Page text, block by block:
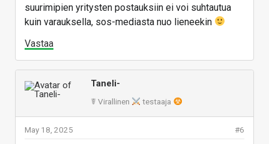
- 31.1.2025 Linux Kerneliin lisättiin kaksi uutta PCI
ID:tä, jotka näkyvät koodilla "BMG". Kaikki muut ovat
- 1.2.2025 Linux Mesaan lisättiin kaksi uutta PCI
ID:tä, jotka näkyvät koodilla "BMG". Kaikki muut
täälläkin ovat listattuna BMG-G21.
- 20.2.2025 Shipping manifestissä liikkuu PCB
testeri 3283 jalkaiselle BGA piirille. (lähde
3283 BGA piirille elastomerista prässättyjä osia.
suurimipien yritysten postauksiin ei voi suhtautua
kuin varauksella, sos-mediasta nuo lieneekin
Vastaa
Taneli-
☤ Virallinen testaaja
#6
May 18, 2025